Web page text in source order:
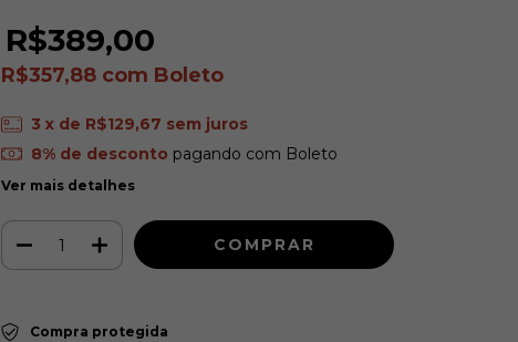
R$389,00
R$357,88 com Boleto
3 x de R$129,67 sem juros
8% de desconto pagando com Boleto
Ver mais detalhes
Compra protegida